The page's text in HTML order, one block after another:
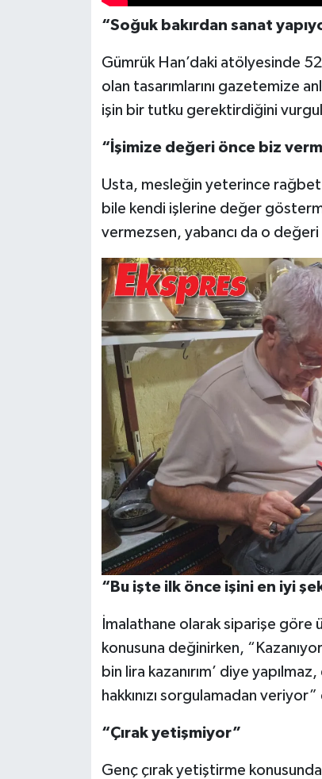
“Soğuk bakırdan sanat
Gümrük Han’daki atölyesinde
olan tasarımlarını gazetemize
işin bir tutku gerektirdiğini
“İşimize değeri önce biz
Usta, mesleğin yeterince
bile kendi işlerine değer
vermezsen, yabancı da o değeri
“Bu işte ilk önce işini en iyi
İmalathane olarak siparişe göre
konusuna değinirken,
bin lira kazanırım’ diye yapılmaz,
hakkınızı sorgulamadan
“Çırak yetişmiyor”
Genç çırak yetiştirme konusunda